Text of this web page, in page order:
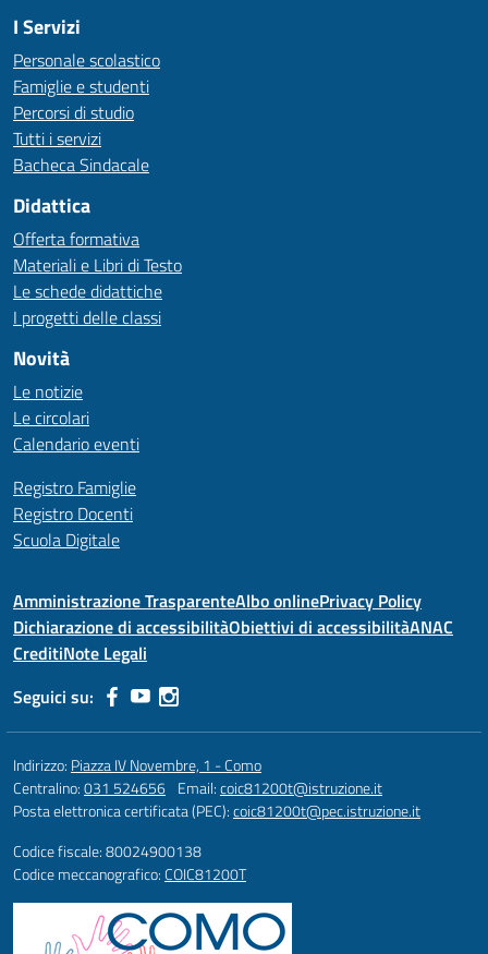
I Servizi
Personale scolastico
Famiglie e studenti
Percorsi di studio
Tutti i servizi
Bacheca Sindacale
Didattica
Offerta formativa
Materiali e Libri di Testo
Le schede didattiche
I progetti delle classi
Novità
Le notizie
Le circolari
Calendario eventi
Registro Famiglie
Registro Docenti
Scuola Digitale
Amministrazione TrasparenteAlbo onlinePrivacy Policy
Dichiarazione di accessibilitàObiettivi di accessibilitàANAC
CreditiNote Legali
Seguici su:
Indirizzo: Piazza IV Novembre, 1 - Como
Centralino:031 524656 Email:coic81200t@istruzione.it
Posta elettronica certificata (PEC):coic81200t@pec.istruzione.it
Codice fiscale: 80024900138
Codice meccanografico:COIC81200T